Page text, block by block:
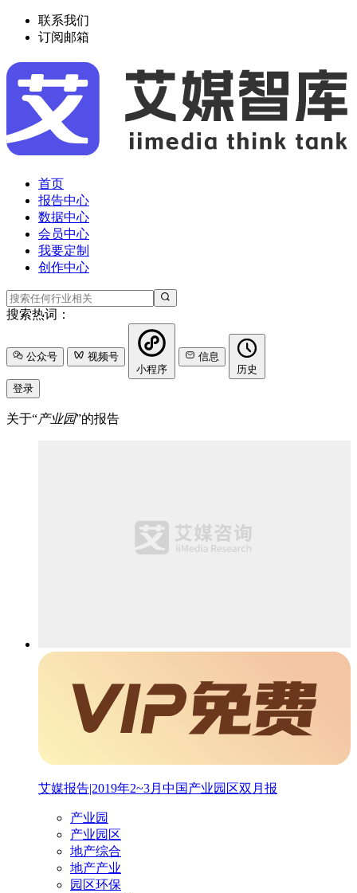
联系我们
订阅邮箱
首页
报告中心
数据中心
会员中心
我要定制
创作中心
搜索热词：
公众号
视频号
小程序
信息
历史
登录
关于“产业园”的报告
艾媒报告|2019年2~3月中国产业园区双月报
产业园
产业园区
地产综合
地产产业
园区环保